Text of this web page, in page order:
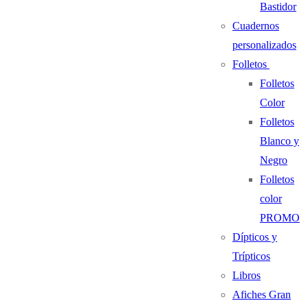
Bastidor
Cuadernos
personalizados
Folletos
Folletos
Color
Folletos
Blanco y
Negro
Folletos
color
PROMO
Dípticos y
Trípticos
Libros
Afiches Gran